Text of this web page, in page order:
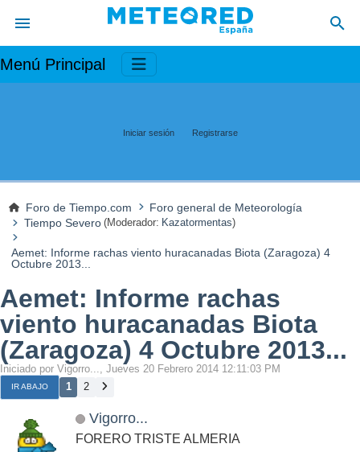
Menú Principal
Iniciar sesión Registrarse
Foro de Tiempo.com
Foro general de Meteorología
Tiempo Severo (Moderador: Kazatormentas)
Aemet: Informe rachas viento huracanadas Biota (Zaragoza) 4
Octubre 2013...
Aemet: Informe rachas
viento huracanadas Biota
(Zaragoza) 4 Octubre 2013...
Iniciado por Vigorro..., Jueves 20 Febrero 2014 12:11:03 PM
IR ABAJO 1 2
Vigorro...
FORERO TRISTE ALMERIA